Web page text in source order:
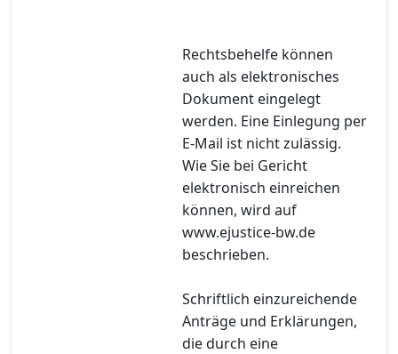
Rechtsbehelfe können
auch als elektronisches
Dokument eingelegt
werden. Eine Einlegung per
E-Mail ist nicht zulässig.
Wie Sie bei Gericht
elektronisch einreichen
können, wird auf
www.ejustice-bw.de
beschrieben.
Schriftlich einzureichende
Anträge und Erklärungen,
die durch eine